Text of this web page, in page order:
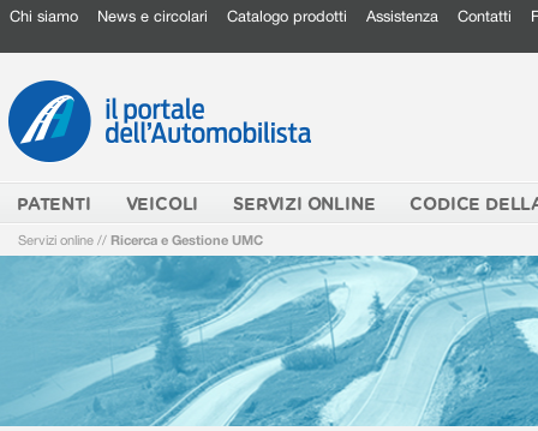
Chi siamo News e circolari Catalogo prodotti Assistenza Contatti
PATENTI VEICOLI SERVIZI ONLINE CODICE
Servizi online // Ricerca e Gestione UMC